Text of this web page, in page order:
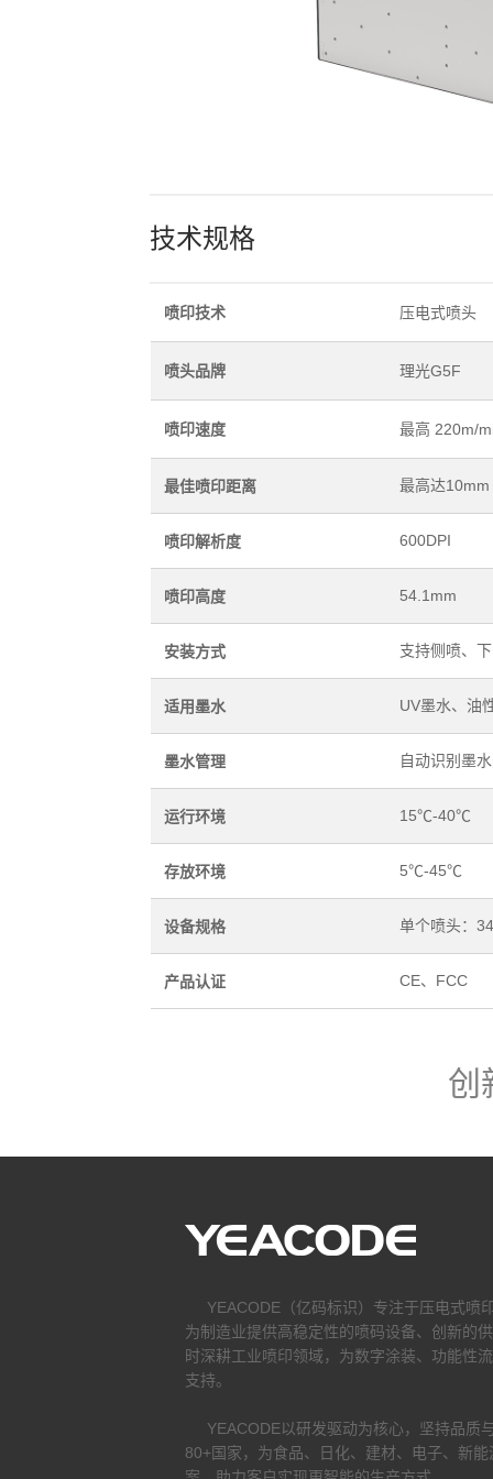
技术规格
喷印技术 压电式喷头
喷头品牌 理光G5F
喷印速度 最高 220m/
最佳喷印距离 最高达10mm
喷印解析度 600DPI
喷印高度 54.1mm
安装方式 支持侧喷、
适用墨水 UV墨水、油
墨水管理 自动识别墨
运行环境 15℃-40℃
存放环境 5℃-45℃
设备规格 单个喷头：
产品认证 CE、FCC
创
YEACODE（亿码标识）专注于压电式喷
为制造业提供高稳定性的喷码设备、创新的
时深耕工业喷印领域，为数字涂装、功能性
支持。
YEACODE以研发驱动为核心，坚持品质
80+国家，为食品、日化、建材、电子、新